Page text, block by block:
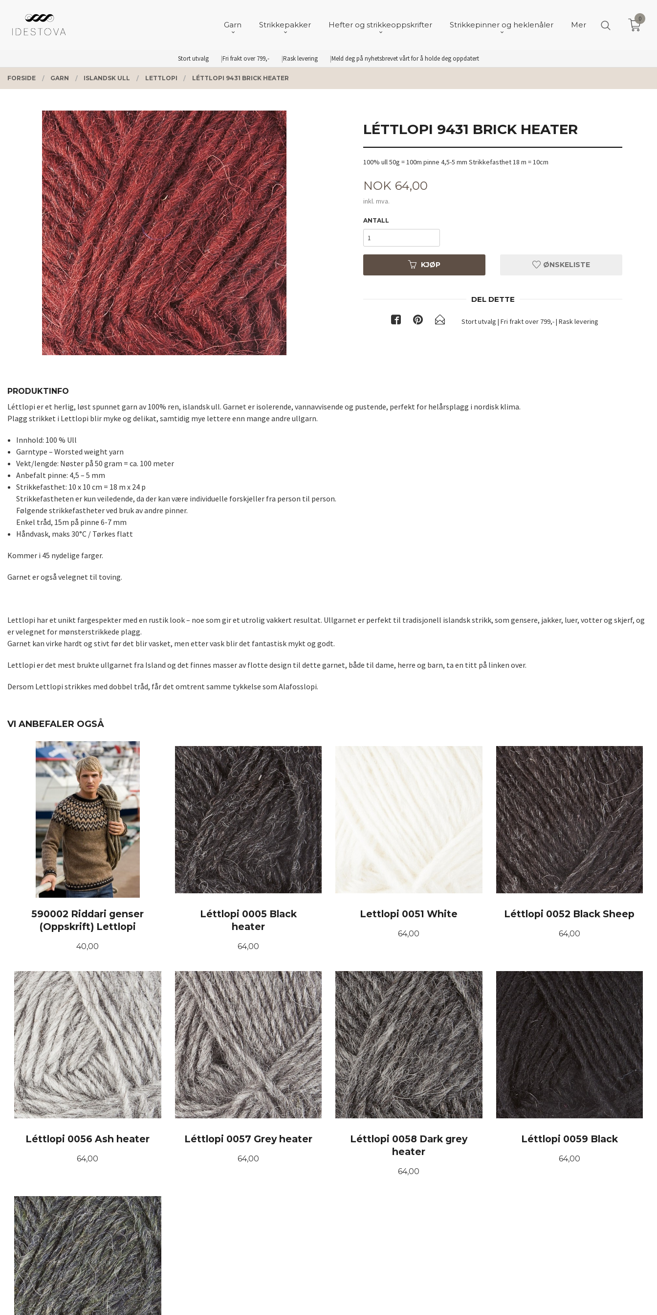
innholdet
Stort utvalg Fri frakt over 799,- Rask levering Meld deg på nyhetsbrevet vårt for å holde deg oppdatert
PRODUKTER
Garn Strikkepakker Hefter og strikkeoppskrifter Strikkepinner og heklenåler Mer
0
FORSIDE GARN ISLANDSK ULL LETTLOPI LÉTTLOPI 9431 BRICK HEATER
LÉTTLOPI 9431 BRICK HEATER
100% ull 50g = 100m pinne 4,5-5 mm Strikkefasthet 18 m = 10cm
Pris
NOK 64,00
inkl. mva.
ANTALL
KJØP ØNSKELISTE
DEL DETTE
Stort utvalg | Fri frakt over 799,- | Rask levering
PRODUKTINFO
Léttlopi er et herlig, løst spunnet garn av 100% ren, islandsk ull. Garnet er isolerende, vannavvisende og pustende, perfekt for helårsplagg i nordisk klima.
Plagg strikket i Lettlopi blir myke og delikat, samtidig mye lettere enn mange andre ullgarn.
Innhold: 100 % Ull
Garntype – Worsted weight yarn
Vekt/lengde: Nøster på 50 gram = ca. 100 meter
Anbefalt pinne: 4,5 – 5 mm
Strikkefasthet: 10 x 10 cm = 18 m x 24 p
Strikkefastheten er kun veiledende, da der kan være individuelle forskjeller fra person til person.
Følgende strikkefastheter ved bruk av andre pinner.
Enkel tråd, 15m på pinne 6-7 mm
Håndvask, maks 30°C / Tørkes flatt
Kommer i 45 nydelige farger.
Garnet er også velegnet til toving.
Lettlopi har et unikt fargespekter med en rustik look – noe som gir et utrolig vakkert resultat. Ullgarnet er perfekt til tradisjonell islandsk strikk, som gensere, jakker, luer, votter og skjerf, og
er velegnet for mønsterstrikkede plagg.
Garnet kan virke hardt og stivt før det blir vasket, men etter vask blir det fantastisk mykt og godt.
Lettlopi er det mest brukte ullgarnet fra Island og det finnes masser av flotte design til dette garnet, både til dame, herre og barn, ta en titt på linken over.
Dersom Lettlopi strikkes med dobbel tråd, får det omtrent samme tykkelse som Alafosslopi.
VI ANBEFALER OGSÅ
590002 Riddari genser
(Oppskrift) Lettlopi
Pris
40,00
KJØP
Léttlopi 0005 Black
heater
Pris
64,00
KJØP
Lettlopi 0051 White
Pris
64,00
KJØP
Léttlopi 0052 Black Sheep
Pris
64,00
KJØP
Léttlopi 0056 Ash heater
Pris
64,00
KJØP
Léttlopi 0057 Grey heater
Pris
64,00
Léttlopi 0058 Dark grey
heater
Pris
64,00
Léttlopi 0059 Black
Pris
64,00